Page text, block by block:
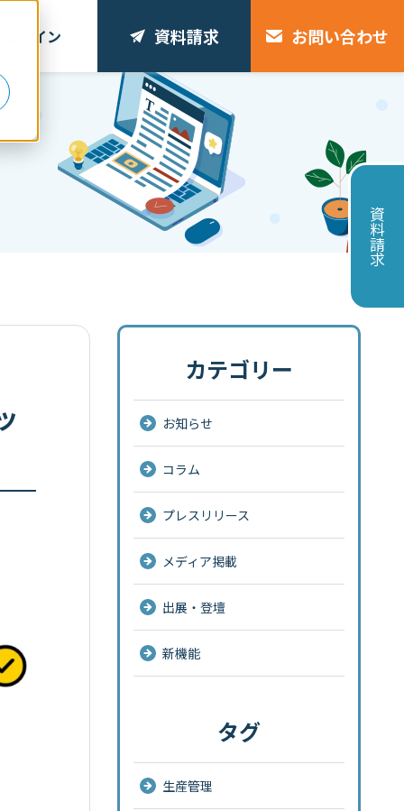
ログイン 資料請求 お問い合わせ
資料請求
カテゴリー
お知らせ
コラム
プレスリリース
メディア掲載
出展・登壇
新機能
タグ
生産管理